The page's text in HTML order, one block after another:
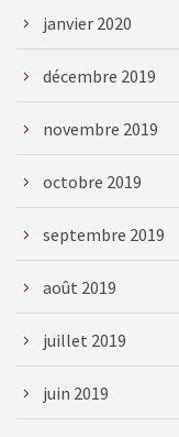
janvier 2020
décembre 2019
novembre 2019
octobre 2019
septembre 2019
août 2019
juillet 2019
juin 2019